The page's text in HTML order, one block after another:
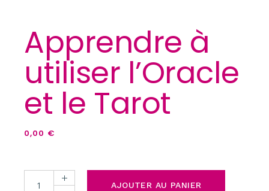
Apprendre à
utiliser l’Oracle
et le Tarot
0,00 €
Apprendre à utiliser l’Oracle et le Tarot quantity
AJOUTER AU PANIER